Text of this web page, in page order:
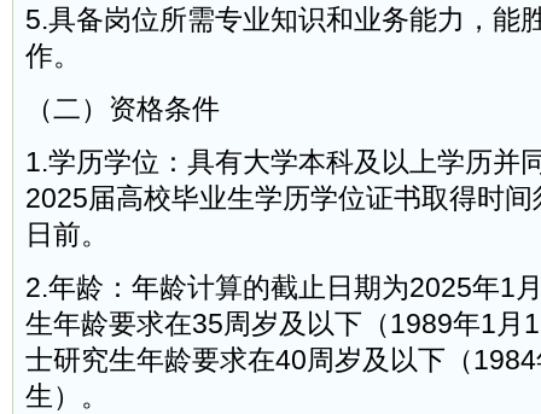
5.具备岗位所需专业知识和业务能力，能
作。
（二）资格条件
1.学历学位：具有大学本科及以上学历并
2025届高校毕业生学历学位证书取得时
日前。
2.年龄：年龄计算的截止日期为2025年1
生年龄要求在35周岁及以下（1989年1月
士研究生年龄要求在40周岁及以下（
生）。